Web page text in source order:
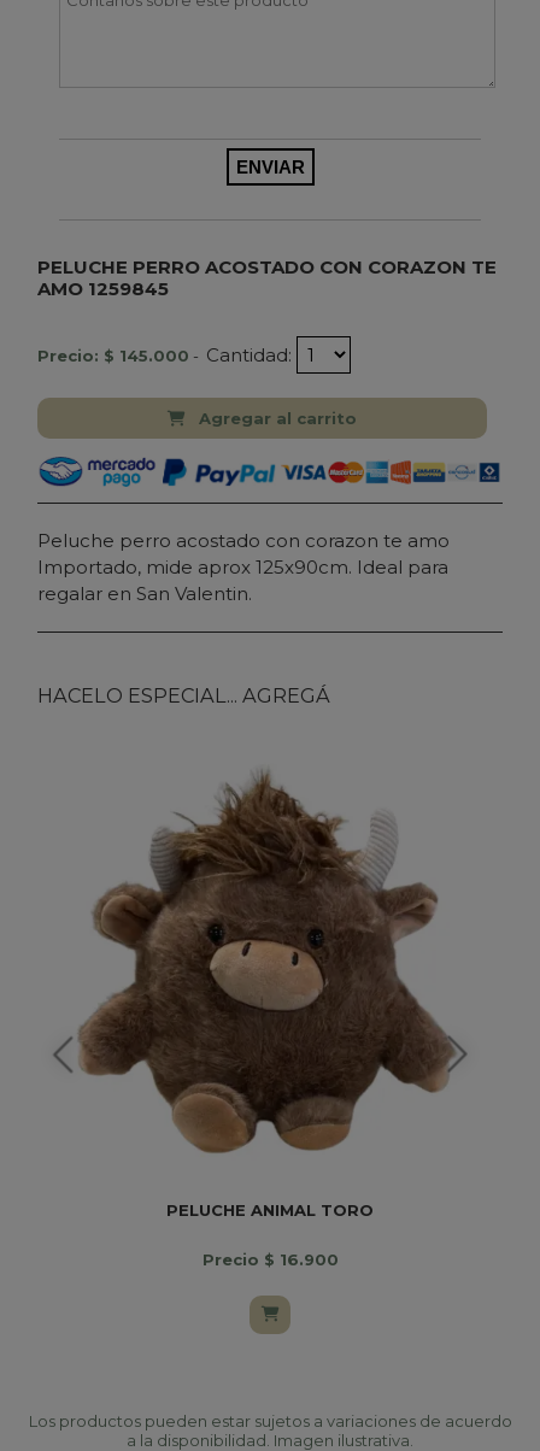
PELUCHE PERRO ACOSTADO CON CORAZON TE
AMO 1259845
Precio: $ 145.000 - Cantidad:
Agregar al carrito
Peluche perro acostado con corazon te amo
Importado, mide aprox 125x90cm. Ideal para
regalar en San Valentin.
HACELO ESPECIAL... AGREGÁ
PELUCHE ANIMAL TORO
Precio $ 16.900
Los productos pueden estar sujetos a variaciones de acuerdo
a la disponibilidad. Imagen ilustrativa.